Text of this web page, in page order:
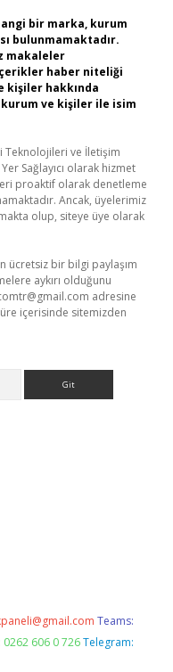
bir marka, kurum
bulunmamaktadır.
makaleler
haber niteliği
kişiler hakkında
kurum ve kişiler ile isim
Teknolojileri ve İletişim
Sağlayıcı olarak hizmet
proaktif olarak denetleme
Ancak, üyelerimiz
olup, siteye üye olarak
ücretsiz bir bilgi paylaşım
aykırı olduğunu
adresine
içerisinde sitemizden
Teams:
606 0 726 Telegram: